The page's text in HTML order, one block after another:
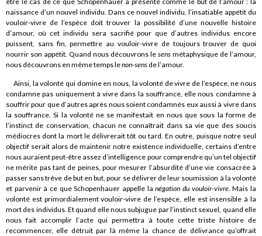
naissance d’un nouvel individu. Dans ce nouvel individu, l’insatiable appétit du
vouloir-vivre de l’espèce doit trouver la possibilité d’une nouvelle histoire
d’amour, où cet individu sera sacrifié pour que d’autres individus encore
puissent, sans fin, permettre au vouloir-vivre de toujours trouver de quoi
nourrir son appétit. Quand nous découvrons le sens métaphysique de l’amour,
nous découvrons en même temps lenon-sensde l’amour.
Ainsi, la volonté qui domine en nous, la volonté de vivre de l’espèce, ne nous
condamne pas uniquement à vivre dans la souffrance, elle nous condamne à
souffrir pour que d’autres après nous soient condamnés eux aussi à vivre dans
la souffrance. Si la volonté ne se manifestait en nous que sous la forme de
l’instinct de conservation, chacun ne connaîtrait dans sa vie que des soucis
médiocres dont la mort le délivrerait tôt ou tard. En outre, puisque notre seul
objectif serait alors de maintenir notre existence individuelle, certains d’entre
nous auraient peut-être assez d’intelligence pour comprendre qu’un tel objectif
ne mérite pas tant de peines, pour mesurer l’absurdité d’une vie consacrée à
passer sans trêve de but en but, pour se délivrer de leur soumission à la volonté
et parvenir à ce que Schopenhauer appelle lanégation du vouloir-vivre. Mais la
volonté est primordialement vouloir-vivre de l’espèce, elle est insensible à la
mort des individus. Et quand elle nous subjugue par l’instinct sexuel, quand elle
nous fait accomplir l’acte qui permettra à toute cette triste histoire de
recommencer, elle détruit par là même la chance de délivrance qu’offrait